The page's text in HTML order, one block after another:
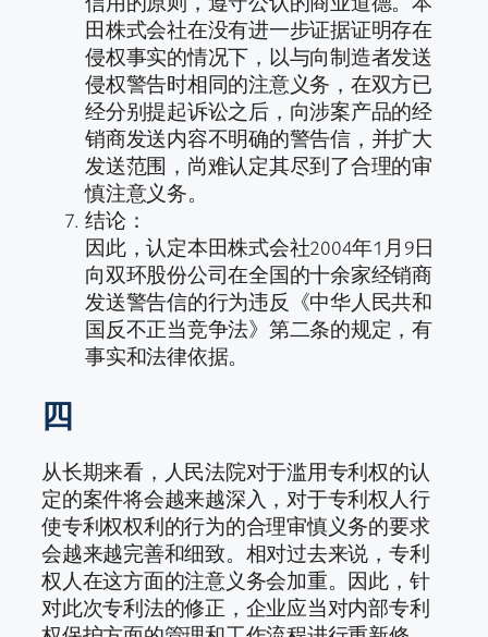
田株式会社在没有进一步证据证明存在
侵权事实的情况下，以与向制造者发送
侵权警告时相同的注意义务，在双方已
经分别提起诉讼之后，向涉案产品的经
销商发送内容不明确的警告信，并扩大
发送范围，尚难认定其尽到了合理的审
慎注意义务。
结论：
因此，认定本田株式会社2004年1月9日
向双环股份公司在全国的十余家经销商
发送警告信的行为违反《中华人民共和
国反不正当竞争法》第二条的规定，有
事实和法律依据。
四
从长期来看，人民法院对于滥用专利权的认
定的案件将会越来越深入，对于专利权人行
使专利权权利的行为的合理审慎义务的要求
会越来越完善和细致。相对过去来说，专利
权人在这方面的注意义务会加重。因此，针
对此次专利法的修正，企业应当对内部专利